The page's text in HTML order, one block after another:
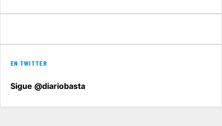
EN TWITTER
Sigue @diariobasta